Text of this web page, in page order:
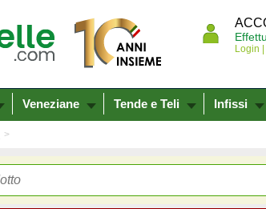
Login |
Veneziane Tende e Teli Infissi